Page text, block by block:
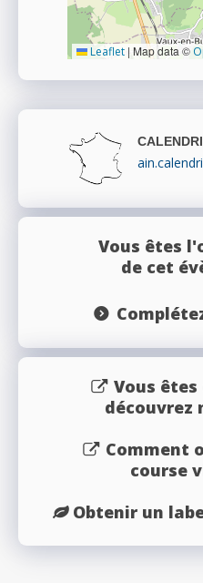
Leaflet | Map data ©
Vous êtes
de cet
Vous
découvrez
Comment
course
Obtenir un